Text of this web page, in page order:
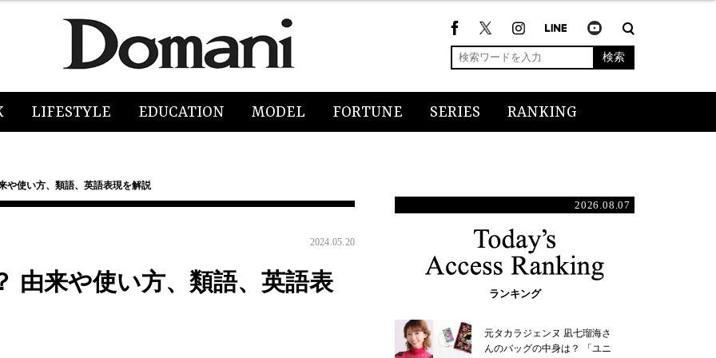
検索
LIFESTYLE EDUCATION MODEL FORTUNE SERIES RANKING
や使い方、類語、英語表現を解説
2024.05.20
由来や使い方、類語、英語表
2026.08.07
ランキング
元タカラジェンヌ 凪七瑠海さ
んのバッグの中身は？ 「ユニ